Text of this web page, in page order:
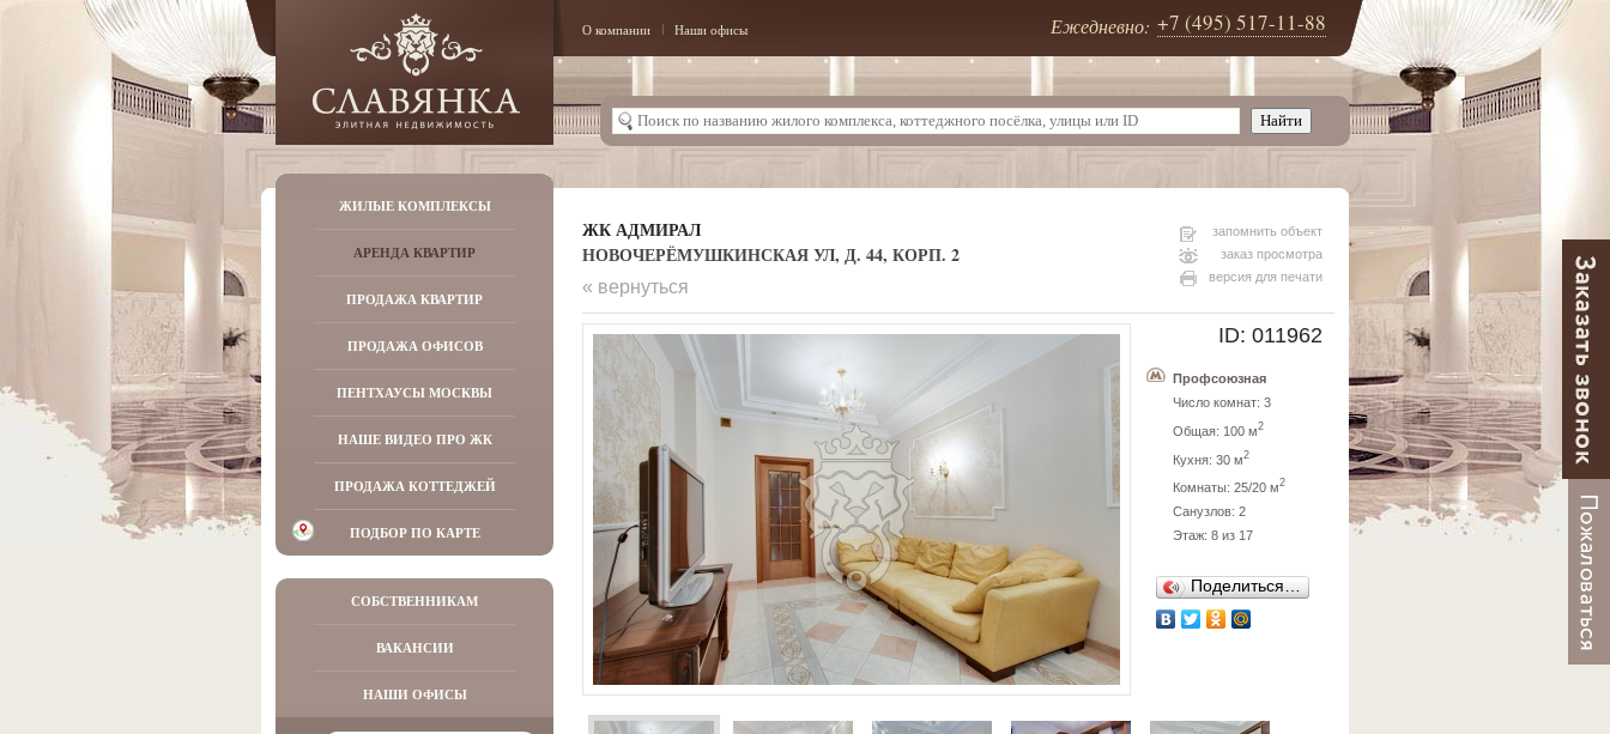
О компании Наши офисы Ежедневно: +7 (495) 517-11-88
ЖИЛЫЕ КОМПЛЕКСЫ
АРЕНДА КВАРТИР
ПРОДАЖА КВАРТИР
ПРОДАЖА ОФИСОВ
ПЕНТХАУСЫ МОСКВЫ
НАШЕ ВИДЕО ПРО ЖК
ПРОДАЖА КОТТЕДЖЕЙ
ПОДБОР ПО КАРТЕ
СОБСТВЕННИКАМ
ВАКАНСИИ
НАШИ ОФИСЫ
ЖК АДМИРАЛ
НОВОЧЕРЁМУШКИНСКАЯ УЛ, Д. 44, КОРП. 2
запомнить объект
заказ просмотра
версия для печати
« вернуться
ID: 011962
Профсоюзная
Число комнат: 3
Общая: 100 м2
Кухня: 30 м2
Комнаты: 25/20 м2
Санузлов: 2
Этаж: 8 из 17
Поделиться…